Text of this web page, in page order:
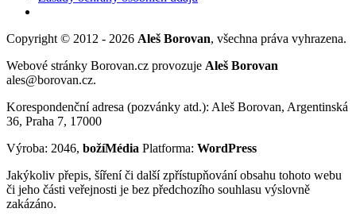
Copyright © 2012 - 2026 Aleš Borovan, všechna práva vyhrazena.
Webové stránky Borovan.cz provozuje Aleš Borovan
ales@borovan.cz.
Korespondenční adresa (pozvánky atd.): Aleš Borovan, Argentinská
36, Praha 7, 17000
Výroba: 2046, božíMédia Platforma: WordPress
Jakýkoliv přepis, šíření či další zpřístupňování obsahu tohoto webu
či jeho části veřejnosti je bez předchozího souhlasu výslovně
zakázáno.